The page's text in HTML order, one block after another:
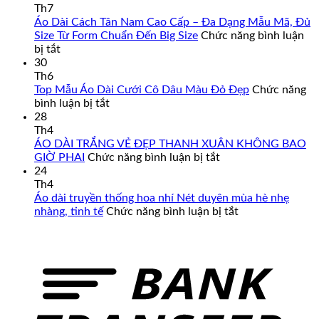
Th7
Áo Dài Cách Tân Nam Cao Cấp – Đa Dạng Mẫu Mã, Đủ
Size Từ Form Chuẩn Đến Big Size Chức năng bình luận
bị tắtở
Cách
Tân
Cấp
–
Mẫu
Mã,
Chuẩn
Đến
30
Th6
Top Mẫu Áo Dài Cưới Cô Dâu Màu Đỏ Đẹp Chức năng
bình luận bị tắtở
Áo
Dài
Dâu
Màu
28
Th4
ÁO DÀI TRẮNG VẺ ĐẸP THANH XUÂN KHÔNG BAO
GIỜ PHAI Chức năng bình luận bị tắtở
TRẮNG
VẺ
BAO
GIỜ
24
Th4
Áo dài truyền thống hoa nhí Nét duyên mùa hè nhẹ
nhàng, tinh tế Chức năng bình luận bị tắtở
hoa
nhí